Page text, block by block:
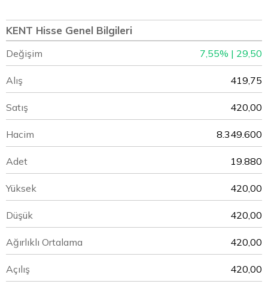
KENT Hisse Genel Bilgileri
Değişim 7,55% | 29,50
Alış 419,75
Satış 420,00
Hacim 8.349.600
Adet 19.880
Yüksek 420,00
Düşük 420,00
Ağırlıklı Ortalama 420,00
Açılış 420,00